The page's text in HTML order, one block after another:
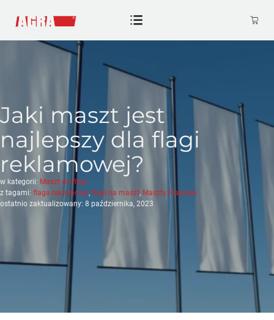
Jaki maszt jest
najlepszy dla flagi
reklamowej?
w kategorii: Maszt do flagi
z tagami: flaga reklamowa, flagi na maszt, Maszty Flagowe
ostatnio zaktualizowany: 8 października, 2023